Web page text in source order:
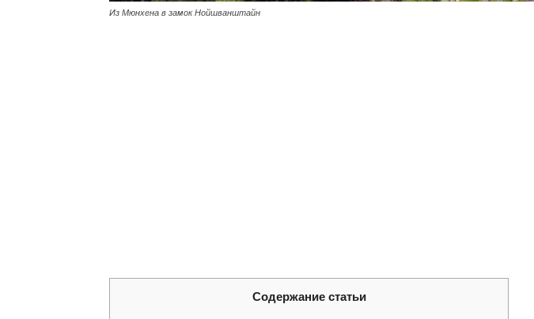
Из Мюнхена в замок Нойшванштайн
Содержание статьи